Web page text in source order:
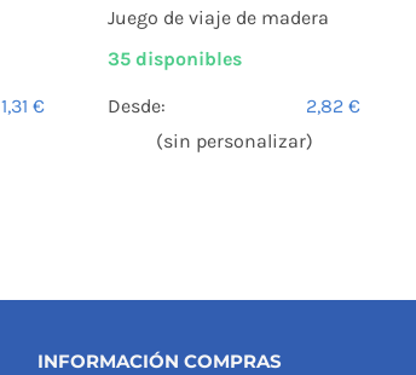
1,31€
Juego de viaje de madera
35 disponibles
Desde: 2,82€
(sin personalizar)
INFORMACIÓN COMPRAS